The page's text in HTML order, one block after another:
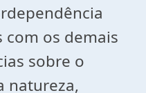
com os demais
sobre o
natureza,